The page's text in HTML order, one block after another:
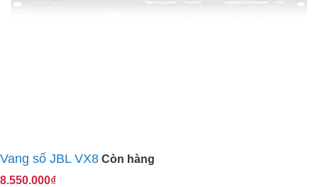
Vang số JBL VX8 Còn hàng
8.550.000₫